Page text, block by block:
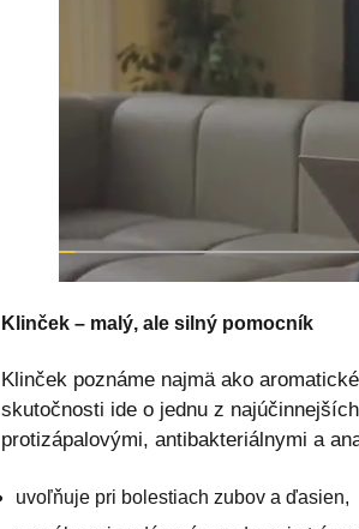
Klinček – malý, ale silný pomocník
Klinček poznáme najmä ako
skutočnosti ide o jednu z
protizápalovými, antibakteriálnymi a
uvoľňuje pri bolestiach zubov a ďasien,